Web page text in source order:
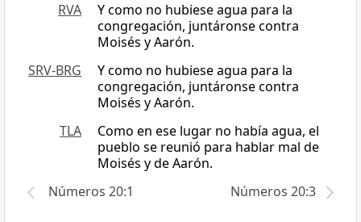
RVA
Y como no hubiese agua para la
congregación, juntáronse contra
Moisés y Aarón.
SRV-BRG
Y como no hubiese agua para la
congregación, juntáronse contra
Moisés y Aarón.
TLA
Como en ese lugar no había agua, el
pueblo se reunió para hablar mal de
Moisés y de Aarón.
Números 20:1
Números 20:3